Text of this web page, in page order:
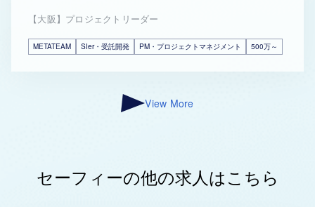
【大阪】プロジェクトリーダー
METATEAM SIer・受託開発 PM・プロジェクトマネジメント 500万～
View More
セーフィーの他の求人はこちら